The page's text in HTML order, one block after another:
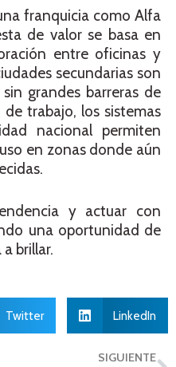
franquicia como Alfa
de valor se basa en
entre oficinas y
secundarias son
grandes barreras de
trabajo, los sistemas
nacional permiten
en zonas donde aún
y actuar con
una oportunidad de
brillar.
Twitter LinkedIn
SIGUIENTE